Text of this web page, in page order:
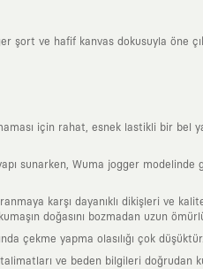
şort ve hafif kanvas dokusuyla öne
için rahat, esnek lastikli bir bel
sunarken, Wuma jogger
karşı dayanıklı dikişleri ve
doğasını bozmadan uzun
çekme yapma olasılığı çok düşüktür.
ve beden bilgileri doğrudan